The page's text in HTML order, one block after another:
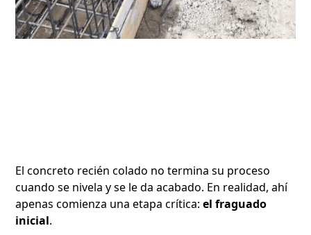
El concreto recién colado no termina su proceso
cuando se nivela y se le da acabado. En realidad, ahí
apenas comienza una etapa crítica:el fraguado
inicial.